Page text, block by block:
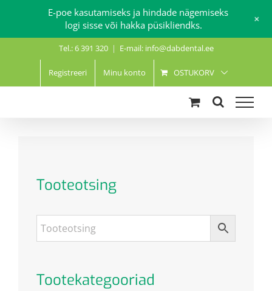
Tel.: 6 391 320 | E-mail: info@dabdental.ee
Registreeri Minu konto OSTUKORV
Tooteotsing
Tootekategooriad
E-poe kasutamiseks ja hindade nägemiseks
logi sisse või hakka püsikliendks.
+